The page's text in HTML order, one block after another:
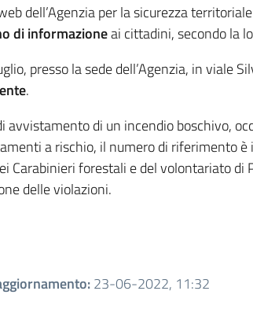
dell’Agenzia per la sicurezza
di informazioneai cittadini, secondo la
presso la sede dell’Agenzia, in viale
.
avvistamento di un incendio boschivo,
a rischio, il numero di riferimento è
Carabinieri forestali e del volontariato
delle violazioni.
:23-06-2022, 11:32